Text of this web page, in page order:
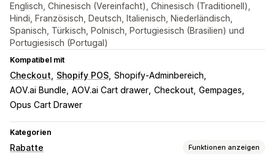
Englisch, Chinesisch (Vereinfacht), Chinesisch (Traditionell),
Hindi, Französisch, Deutsch, Italienisch, Niederländisch,
Spanisch, Türkisch, Polnisch, Portugiesisch (Brasilien) und
Portugiesisch (Portugal)
Kompatibel mit
Checkout Shopify POS Shopify-Adminbereich
AOV.ai Bundle AOV.ai Cart drawer Checkout Gempages
Opus Cart Drawer
Kategorien
Rabatte Funktionen anzeigen